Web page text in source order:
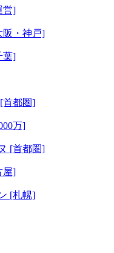
営]
阪・神戸]
葉]
首都圏]
万]
[首都圏]
屋]
[札幌]